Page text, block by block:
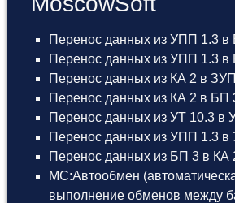
Перенос данных из УПП 1.3 в
Перенос данных из УПП 1.3 в
Перенос данных из КА 2 в
Перенос данных из КА 2 в БП
Перенос данных из УТ 10.3 в
Перенос данных из УПП 1.3 в
Перенос данных из БП 3 в КА
МС:Автообмен
выполнение обменов между